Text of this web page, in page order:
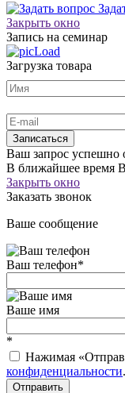
Закрыть окно
Запись на семинар
Загрузка товара
Записаться
Ваш запрос успешно
В ближайшее время
Закрыть окно
Заказать звонок
Ваше сообщение
Ваш телефон*
Ваше имя
*
Нажимая
конфиденциальности.